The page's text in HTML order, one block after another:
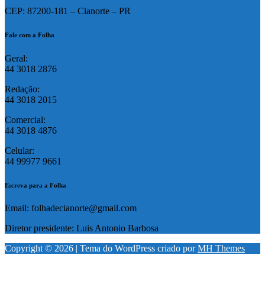
CEP: 87200-181 – Cianorte – PR
Fale com a Folha
Geral:
44 3018 2876
Redação:
44 3018 2015
Comercial:
44 3018 4876
Celular:
44 99977 9661
Escreva para a Folha
Email: folhadecianorte@gmail.com
Diretor presidente: Luis Antonio Barbosa
Copyright © 2026 | Tema do WordPress criado porMH Themes